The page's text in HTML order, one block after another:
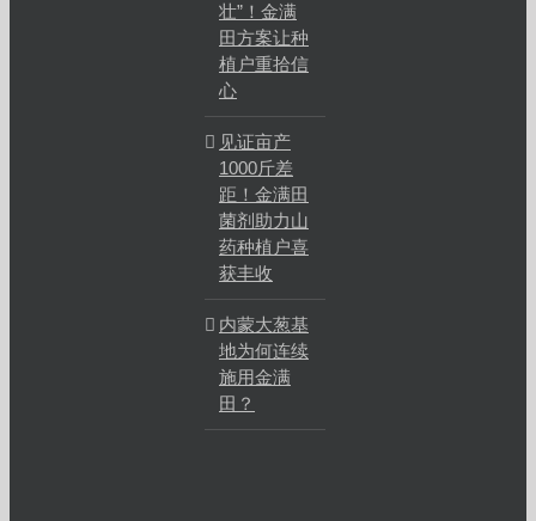
壮”！金满
田方案让种
植户重拾信
心
见证亩产
1000斤差
距！金满田
菌剂助力山
药种植户喜
获丰收
内蒙大葱基
地为何连续
施用金满
田？